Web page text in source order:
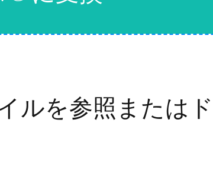
ルを参照または